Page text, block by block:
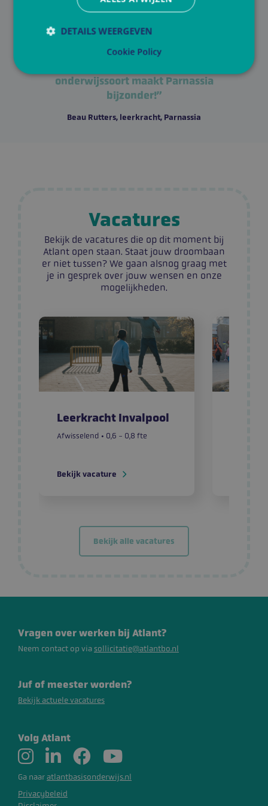
echte wereld naar binnen. Ook vakken als
rekenen en taal koppelen we aan het
thema. Ik zie dat kinderen daardoor heel
betrokken zijn, zonder dat je daar veel
onderwijssoort maakt Parnassia
bijzonder!”
Beau Rutters, leerkracht, Parnassia
Vacatures
Bekijk de vacatures die op dit moment bij
Atlant open staan. Staat jouw droombaan
er niet tussen? We gaan alsnog graag met
je in gesprek over jouw wensen en onze
mogelijkheden.
Leerkracht Invalpool
Afwisselend • 0,6 - 0,8 fte
Bekijk vacature
Bekijk alle vacatures
Vragen over werken bij Atlant?
Neem contact op via sollicitatie@atlantbo.nl
Juf of meester worden?
Bekijk actuele vacatures
Volg Atlant
Ga naar atlantbasisonderwijs.nl
Privacybeleid
DETAILS WEERGEVEN
Strikt noodzakelijk Prestatie
Targeting
Functioneel
Niet-geclassificeerd
Strikt noodzakelijke cookies maken de
_GRECAPTCHA
_sweetSessionId werkenbij.atlantbasisonderwijs.nl
CookieScriptConsent
Cookie Policy